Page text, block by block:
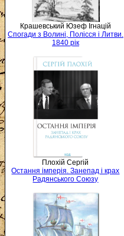
Крашевський Юзеф Ігнацій
Спогади з Волині, Полісся і Литви.
1840 рік
Плохій Сергій
Остання імперія. Занепад і крах
Радянського Союзу